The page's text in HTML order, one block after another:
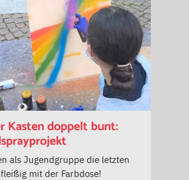
Kasten doppelt bunt:
als Jugendgruppe die letzten
mit der Farbdose!